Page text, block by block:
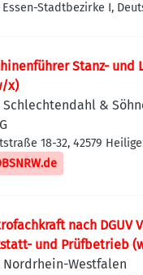
Essen-Stadtbezirke I,
Stanz- und
x)
Schlechtendahl &
18-32, 42579
nach DGUV
und Prüfbetrieb
Nordrhein-Westfalen